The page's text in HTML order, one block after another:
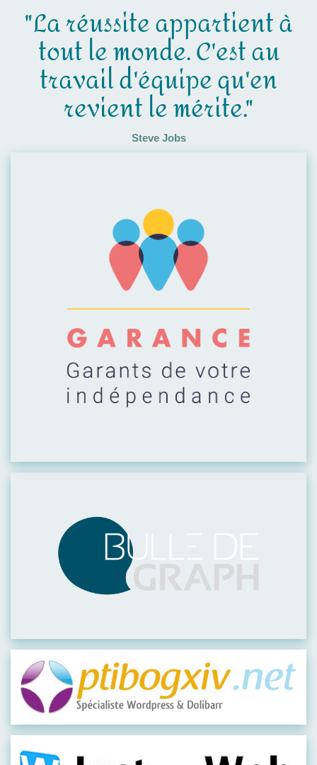
"La réussite appartient à
tout le monde. C'est au
travail d'équipe qu'en
revient le mérite."
Steve Jobs
Visiter leur site